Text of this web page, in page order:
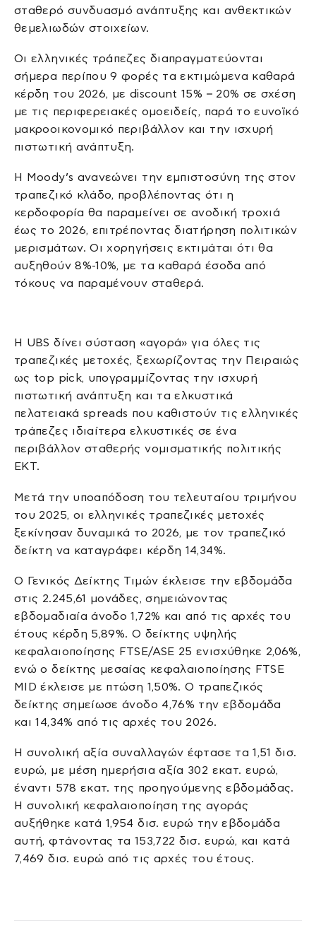
σταθερό συνδυασμό ανάπτυξης και ανθεκτικών
θεμελιωδών στοιχείων.
Οι ελληνικές τράπεζες διαπραγματεύονται
σήμερα περίπου 9 φορές τα εκτιμώμενα καθαρά
κέρδη του 2026, με discount 15% – 20% σε σχέση
με τις περιφερειακές ομοειδείς, παρά το ευνοϊκό
μακροοικονομικό περιβάλλον και την ισχυρή
πιστωτική ανάπτυξη.
Η Moody’s ανανεώνει την εμπιστοσύνη της στον
τραπεζικό κλάδο, προβλέποντας ότι η
κερδοφορία θα παραμείνει σε ανοδική τροχιά
έως το 2026, επιτρέποντας διατήρηση πολιτικών
μερισμάτων. Οι χορηγήσεις εκτιμάται ότι θα
αυξηθούν 8%-10%, με τα καθαρά έσοδα από
τόκους να παραμένουν σταθερά.
Η UBS δίνει σύσταση «αγορά» για όλες τις
τραπεζικές μετοχές, ξεχωρίζοντας την Πειραιώς
ως top pick, υπογραμμίζοντας την ισχυρή
πιστωτική ανάπτυξη και τα ελκυστικά
πελατειακά spreads που καθιστούν τις ελληνικές
τράπεζες ιδιαίτερα ελκυστικές σε ένα
περιβάλλον σταθερής νομισματικής πολιτικής
ΕΚΤ.
Μετά την υποαπόδοση του τελευταίου τριμήνου
του 2025, οι ελληνικές τραπεζικές μετοχές
ξεκίνησαν δυναμικά το 2026, με τον τραπεζικό
δείκτη να καταγράφει κέρδη 14,34%.
Ο Γενικός Δείκτης Τιμών έκλεισε την εβδομάδα
στις 2.245,61 μονάδες, σημειώνοντας
εβδομαδιαία άνοδο 1,72% και από τις αρχές του
έτους κέρδη 5,89%. Ο δείκτης υψηλής
κεφαλαιοποίησης FTSE/ASE 25 ενισχύθηκε 2,06%,
ενώ ο δείκτης μεσαίας κεφαλαιοποίησης FTSE
MID έκλεισε με πτώση 1,50%. Ο τραπεζικός
δείκτης σημείωσε άνοδο 4,76% την εβδομάδα
και 14,34% από τις αρχές του 2026.
Η συνολική αξία συναλλαγών έφτασε τα 1,51 δισ.
ευρώ, με μέση ημερήσια αξία 302 εκατ. ευρώ,
έναντι 578 εκατ. της προηγούμενης εβδομάδας.
Η συνολική κεφαλαιοποίηση της αγοράς
αυξήθηκε κατά 1,954 δισ. ευρώ την εβδομάδα
αυτή, φτάνοντας τα 153,722 δισ. ευρώ, και κατά
7,469 δισ. ευρώ από τις αρχές του έτους.